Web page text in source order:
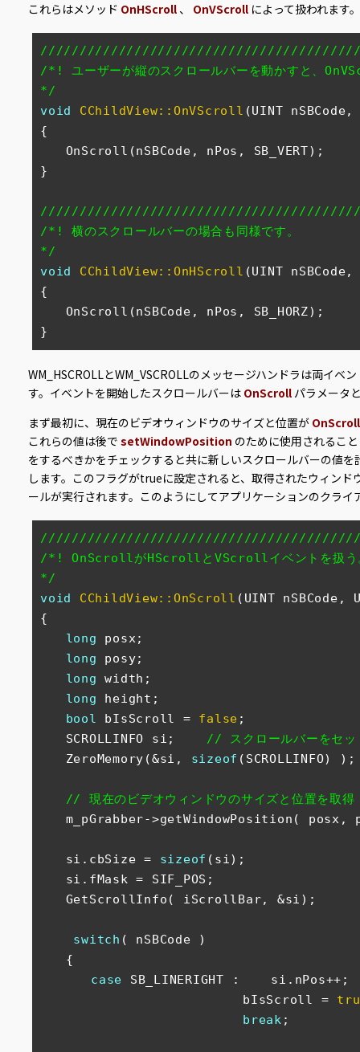
これらはメソッド OnHScroll 、 OnVScroll によって扱われます。
/*! ユーザーが縦のスクロールバーを動かすと、
*/
void
CChildView::OnVScroll (UINT
{
OnScroll(nSBCode, nPos, SB_VERT);
}
/*! 横のスクロールバーの場合も同様です。
*/
void
CChildView::OnHScroll (UINT
{
OnScroll(nSBCode, nPos, SB_HORZ);
}
WM_HSCROLLとWM_VSCROLLのメッセージハンドラは両イベ
す。イベントを開始したスクロールバーは OnScroll パラメータ
まず最初に、現在のビデオウィンドウのサイズと位置が OnScroll
これらの値は後で setWindowPosition のために使用されるこ
をするべきかをチェックすると共に新しいスクロールバーの値を
します。このフラグがtrueに設定されると、取得されたウィン
ールが実行されます。このようにしてアプリケーションのクラ
/*! OnScrollがHScrollとVScrollイベントを扱う
*/
void
CChildView::OnScroll (UINT nSBCode,
{
long posx;
long posy;
long width;
long height;
bool bIsScroll = false ;
SCROLLINFO si; // スクロールバーをセッ
ZeroMemory(&si, sizeof
// 現在のビデオウィンドウのサイズと位置を取得
m_pGrabber->getWindowPosition(
si.cbSize = sizeof (si);
si.fMask = SIF_POS;
GetScrollInfo( iScrollBar, &si);
switch ( nSBCode )
{
case SB_LINERIGHT :    si.nPos++;
bIsScroll =
break ;